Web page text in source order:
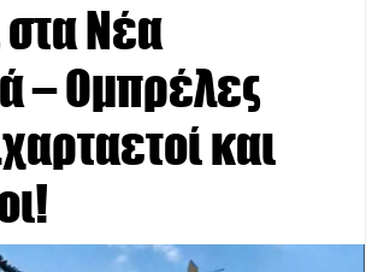
στα Νέα
– Ομπρέλες
και